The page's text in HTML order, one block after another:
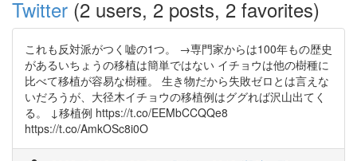
Twitter (2 users, 2 posts, 2 favorites)
これも反対派がつく嘘の1つ。 →専門家からは100年もの歴史
があるいちょうの移植は簡単ではない イチョウは他の樹種に
比べて移植が容易な樹種。 生き物だから失敗ゼロとは言えな
いだろうが、大径木イチョウの移植例はググれば沢山出てく
る。 ↓移植例 https://t.co/EEMbCCQQe8
https://t.co/AmkOSc8i0O